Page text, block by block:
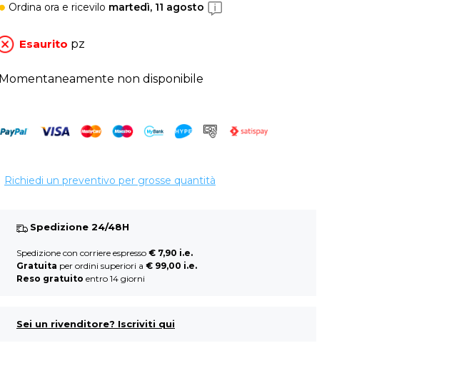
Ordina ora e ricevilo martedì, 11 agosto
Esaurito pz
Momentaneamente non disponibile
Richiedi un preventivo per grosse quantità
Spedizione 24/48H
Spedizione con corriere espresso € 7,90 i.e.
Gratuita per ordini superiori a € 99,00 i.e.
Reso gratuito entro 14 giorni
Sei un rivenditore? Iscriviti qui